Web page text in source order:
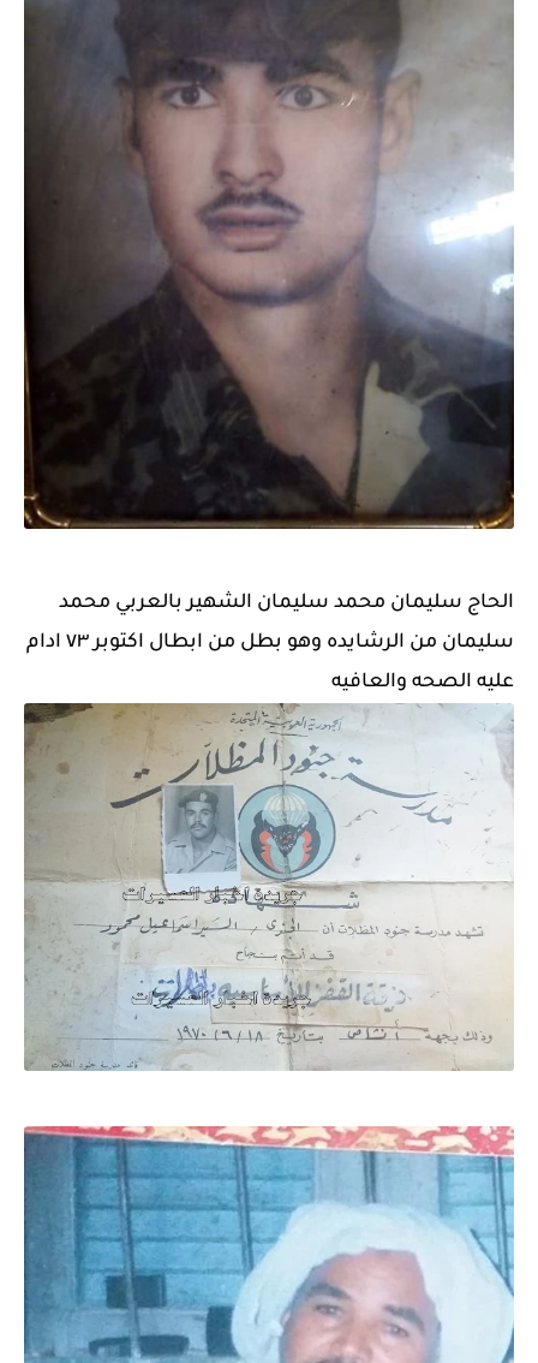
الحاج سليمان محمد سليمان الشهير بالعربي محمد
سليمان من الرشايده وهو بطل من ابطال اكتوبر ٧٣ ادام
عليه الصحه والعافيه